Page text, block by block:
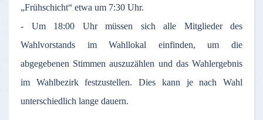
„Frühschicht“ etwa um 7:30 Uhr.
- Um 18:00 Uhr müssen sich alle Mitglieder des
Wahlvorstands im Wahllokal einfinden, um die
abgegebenen Stimmen auszuzählen und das Wahlergebnis
im Wahlbezirk festzustellen. Dies kann je nach Wahl
unterschiedlich lange dauern.